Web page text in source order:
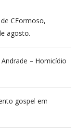
CFormoso,
agosto.
– Homicídio
gospel em